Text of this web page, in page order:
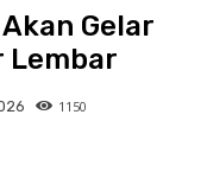
Gelar
Lembar
1150